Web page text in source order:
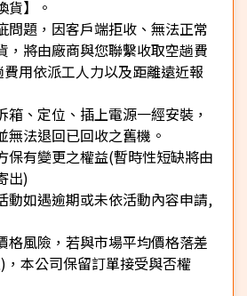
貨】。
題，因客戶端拒收、無法正常
，將由廠商與您聯繫收取空趟費
用依派工人力以及距離遠近報
、定位、插上電源一經安裝，
無法退回已回收之舊機。
有變更之權益(暫時性短缺將由
出)
如遇逾期或未依活動內容申請,
風險，若與市場平均價格落差
本公司保留訂單接受與否權